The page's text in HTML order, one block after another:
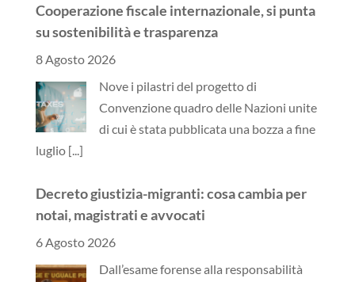
Cooperazione fiscale internazionale, si punta
su sostenibilità e trasparenza
8 Agosto 2026
Nove i pilastri del progetto di
Convenzione quadro delle Nazioni unite
di cui è stata pubblicata una bozza a fine
luglio [...]
Decreto giustizia-migranti: cosa cambia per
notai, magistrati e avvocati
6 Agosto 2026
Dall’esame forense alla responsabilità